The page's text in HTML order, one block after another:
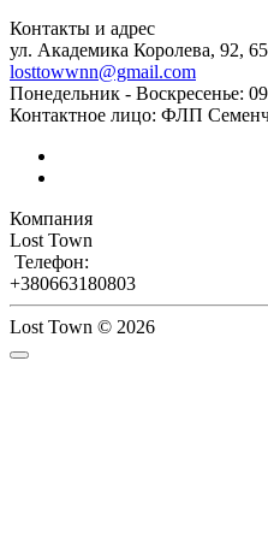
Контакты и адрес
ул. Академика Королева, 92,
losttowwnn@gmail.com
Понедельник - Воскресенье:
Контактное лицо: ФЛП
Компания
Lost Town
Телефон:
+380663180803
Lost Town © 2026